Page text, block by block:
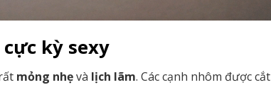
kỳ sexy
mỏng nhẹvà lịch lãm. Các cạnh nhôm được cắt